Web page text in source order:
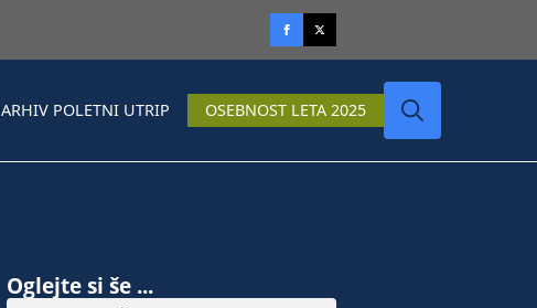
ARHIV POLETNI UTRIP OSEBNOST LETA 2025
Oglejte si še ...